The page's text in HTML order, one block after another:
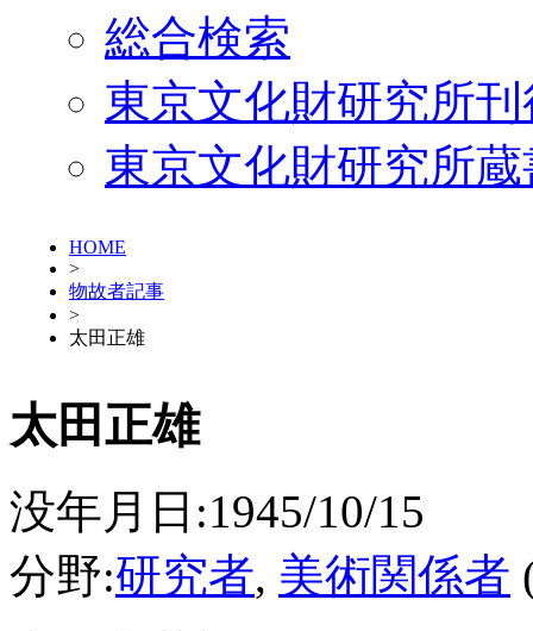
総合検索
東京文化財研究所
東京文化財研究所
HOME
>
物故者記事
>
太田正雄
太田正雄
没年月日:1945/10/15
分野:研究者, 美術関係者